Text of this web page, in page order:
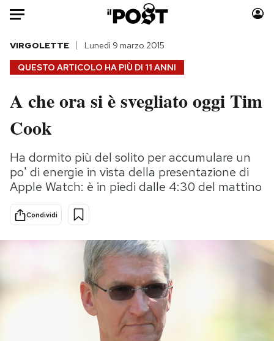
Auto
HOME
Italia
Politica
Tecnologia
Internet
Scienza
Cultura
Economia
Moda
Storie/Idee
Ok Boomer!
Media
Mondiali calcio 2026
QUESTO ARTICOLO HA PIÙ DI 11 ANNI
VIRGOLETTE Lunedì 9 marzo 2015
A che ora si è svegliato oggi Tim
Cook
Ha dormito più del solito per accumulare un
po' di energie in vista della presentazione di
Apple Watch: è in piedi dalle 4:30 del mattino
Condividi